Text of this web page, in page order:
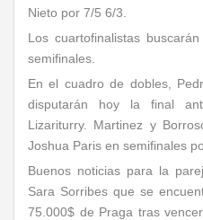
Nieto por 7/5 6/3.
Los cuartofinalistas
semifinales.
En el cuadro de dobles,
disputarán hoy la final
Lizariturry. Martinez y
Joshua Paris en semifinales
Buenos noticias para la
Sara Sorribes que se
75.000$ de Praga tras